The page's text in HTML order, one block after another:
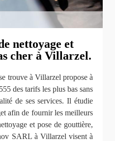
nettoyage et
cher à Villarzel.
trouve à Villarzel propose à
des tarifs les plus bas sans
de ses services. Il étudie
afin de fournir les meilleurs
et pose de gouttière,
SARL à Villarzel visent à